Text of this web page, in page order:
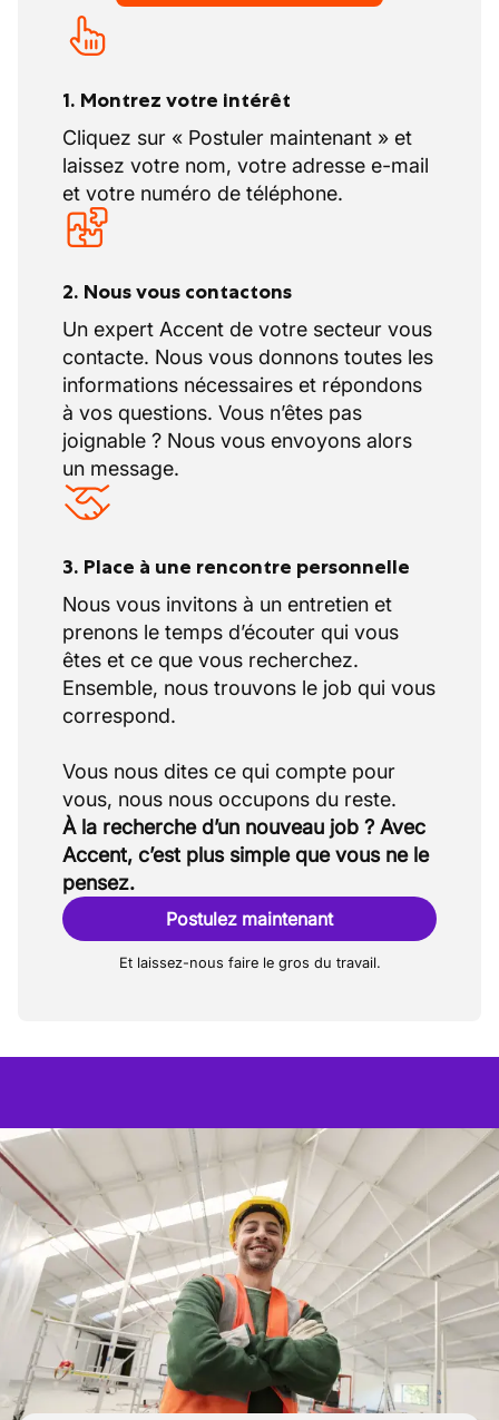
1. Montrez votre intérêt
Cliquez sur « Postuler maintenant » et
laissez votre nom, votre adresse e-mail
et votre numéro de téléphone.
2. Nous vous contactons
Un expert Accent de votre secteur vous
contacte. Nous vous donnons toutes les
informations nécessaires et répondons
à vos questions. Vous n’êtes pas
joignable ? Nous vous envoyons alors
un message.
3. Place à une rencontre personnelle
Nous vous invitons à un entretien et
prenons le temps d’écouter qui vous
êtes et ce que vous recherchez.
Ensemble, nous trouvons le job qui vous
correspond.
Vous nous dites ce qui compte pour
À la recherche d’un nouveau job ? Avec
Accent, c’est plus simple que vous ne le
pensez.
Postulez maintenant
Et laissez-nous faire le gros du travail.